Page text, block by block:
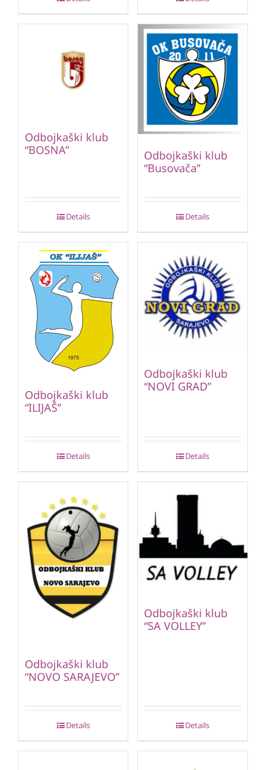
Odbojkaški klub
“BOSNA”
Details
Odbojkaški klub
“Busovača”
Details
Odbojkaški klub
“ILIJAŠ”
Details
Odbojkaški klub
“NOVI GRAD”
Details
Odbojkaški klub
“NOVO SARAJEVO”
Details
Odbojkaški klub
“SA VOLLEY”
Details